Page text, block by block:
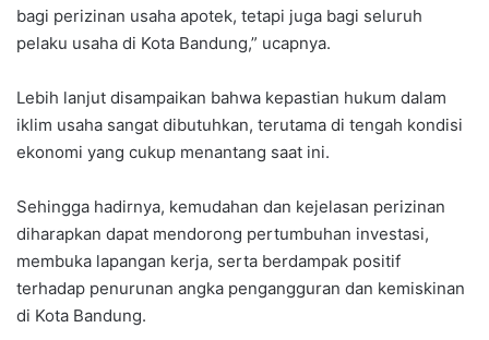
bagi perizinan usaha apotek, tetapi juga bagi seluruh
pelaku usaha di Kota Bandung,” ucapnya.
Lebih lanjut disampaikan bahwa kepastian hukum dalam
iklim usaha sangat dibutuhkan, terutama di tengah kondisi
ekonomi yang cukup menantang saat ini.
Sehingga hadirnya, kemudahan dan kejelasan perizinan
diharapkan dapat mendorong pertumbuhan investasi,
membuka lapangan kerja, serta berdampak positif
terhadap penurunan angka pengangguran dan kemiskinan
di Kota Bandung.